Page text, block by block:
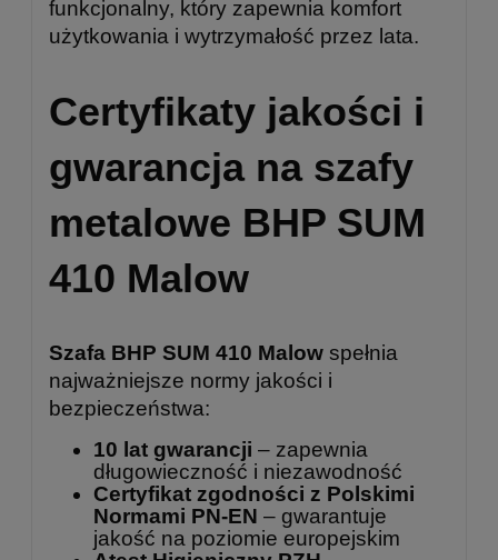
funkcjonalny, który zapewnia komfort
użytkowania i wytrzymałość przez lata.
Certyfikaty jakości i
gwarancja na szafy
metalowe BHP SUM
410 Malow
Szafa BHP SUM 410 Malow spełnia
najważniejsze normy jakości i
bezpieczeństwa:
10 lat gwarancji – zapewnia
długowieczność i niezawodność
Certyfikat zgodności z Polskimi
Normami PN-EN – gwarantuje
jakość na poziomie europejskim